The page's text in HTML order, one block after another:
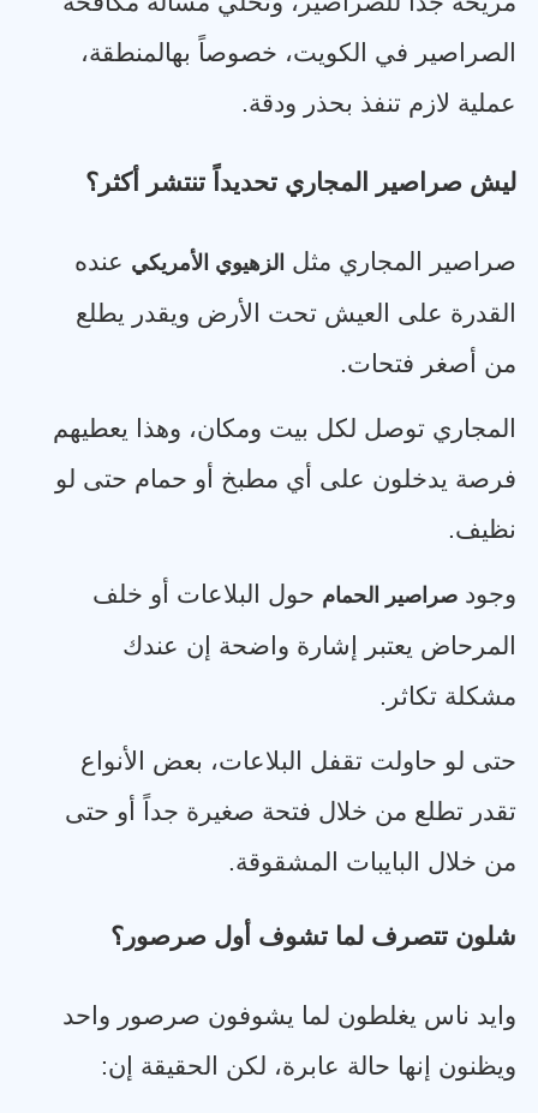
الصراصير في الكويت، خصوصاً بهالمنطقة،
عملية لازم تنفذ بحذر ودقة.
ليش صراصير المجاري تحديداً تنتشر أكثر؟
صراصير المجاري مثل الزهيوي الأمريكي عنده
القدرة على العيش تحت الأرض ويقدر يطلع
من أصغر فتحات.
المجاري توصل لكل بيت ومكان، وهذا يعطيهم
فرصة يدخلون على أي مطبخ أو حمام حتى لو
نظيف.
وجود صراصير الحمام حول البلاعات أو خلف
المرحاض يعتبر إشارة واضحة إن عندك
مشكلة تكاثر .
حتى لو حاولت تقفل البلاعات، بعض الأنواع
تقدر تطلع من خلال فتحة صغيرة جداً أو حتى
من خلال البايبات المشقوقة.
شلون تتصرف لما تشوف أول صرصور؟
وايد ناس يغلطون لما يشوفون صرصور واحد
ويظنون إنها حالة عابرة، لكن الحقيقة إن: